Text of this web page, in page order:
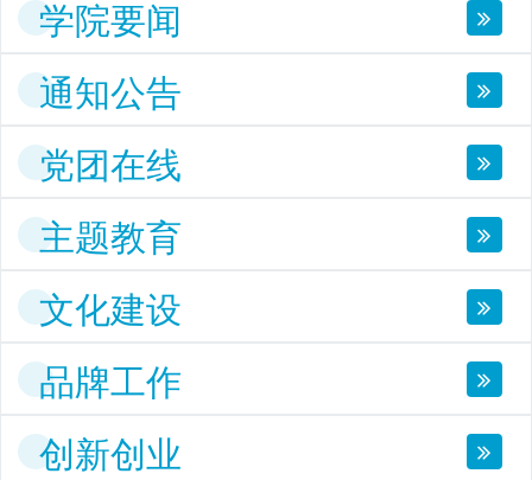
学院要闻
通知公告
党团在线
主题教育
文化建设
品牌工作
创新创业